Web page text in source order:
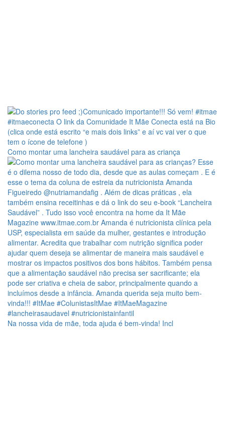
Como montar uma lancheira saudável para as criança
Na nossa vida de mãe, toda ajuda é bem-vinda! Incl